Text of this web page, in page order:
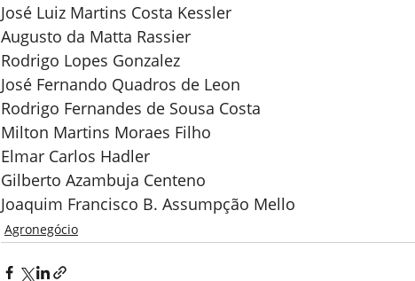
José Luiz Martins Costa Kessler
Augusto da Matta Rassier
Rodrigo Lopes Gonzalez
José Fernando Quadros de Leon
Rodrigo Fernandes de Sousa Costa
Milton Martins Moraes Filho
Elmar Carlos Hadler
Gilberto Azambuja Centeno
Joaquim Francisco B. Assumpção Mello
Agronegócio